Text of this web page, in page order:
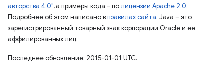
авторства 4.0", а примеры кода – полицензии Apache 2.0.
Подробнее об этом написано вправилах сайта. Java – это
зарегистрированный товарный знак корпорации Oracle и ее
аффилированных лиц.
Последнее обновление: 2015-01-01 UTC.